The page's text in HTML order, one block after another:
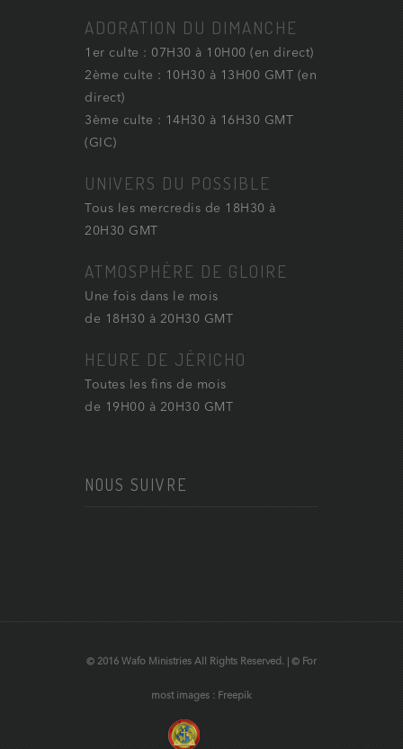
ADORATION DU DIMANCHE
1er culte : 07H30 à 10H00 (en direct)
2ème culte : 10H30 à 13H00 GMT (en
direct)
3ème culte : 14H30 à 16H30 GMT
(GIC)
UNIVERS DU POSSIBLE
Tous les mercredis de 18H30 à
20H30 GMT
ATMOSPHÈRE DE GLOIRE
Une fois dans le mois
de 18H30 à 20H30 GMT
HEURE DE JÉRICHO
Toutes les fins de mois
de 19H00 à 20H30 GMT
NOUS SUIVRE
© 2016 Wafo Ministries All Rights Reserved. | © For
most images : Freepik